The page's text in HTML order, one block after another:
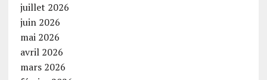
juillet 2026
juin 2026
mai 2026
avril 2026
mars 2026